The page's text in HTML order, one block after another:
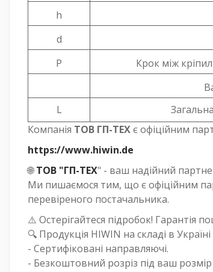
h
d
P
Крок між
L
Компанія ТОВ ГП-ТЕХє офіційним
https://www.hiwin.de
🌐ТОВ "ГП-ТЕХ" - ваш надійний
Ми пишаємося тим, що є офіційним
перевіреного постачальника.
⚠️ Остерігайтеся підробок! Гарантія
🔍 Продукція HIWIN на складі в Україні
- Сертифіковані направляючі.
- Безкоштовний розріз під ваш